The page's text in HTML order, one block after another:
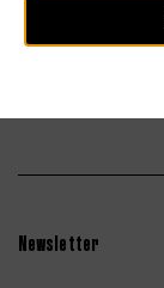
Newsletter